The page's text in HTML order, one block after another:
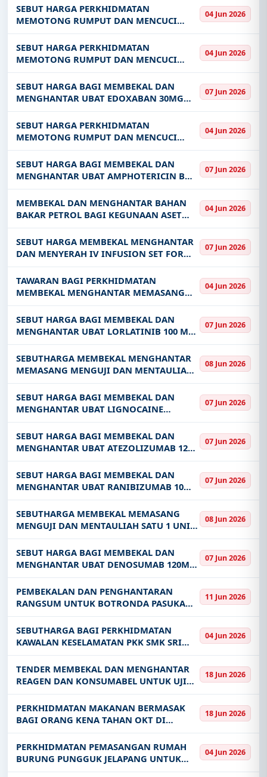
SEBUT HARGA PERKHIDMATAN
MEMOTONG RUMPUT DAN MENCUCI
LONGKANG DI MARKAS STESEN STAF
TEMERLOH KEM BATU 3 TEMERLOH
PAHANG
04 Jun 2026
SEBUT HARGA PERKHIDMATAN
MEMOTONG RUMPUT DAN MENCUCI
LONGKANG DI MARKAS STESEN STAF
KLUANG LAPANG SASAR BATU 3 KEM
MAHKOTA KLUANG JOHOR
04 Jun 2026
SEBUT HARGA BAGI MEMBEKAL DAN
MENGHANTAR UBAT EDOXABAN 30MG
FILM-COATED TABLET KE HOSPITAL PULAU
07 Jun 2026
SEBUT HARGA PERKHIDMATAN
MEMOTONG RUMPUT DAN MENCUCI
LONGKANG DI BATALION KE-23 REJIMEN
ASKAR MELAYU DIRAJA KEM GUA PERMAI
IPOH PERAK
04 Jun 2026
SEBUT HARGA BAGI MEMBEKAL DAN
MENGHANTAR UBAT AMPHOTERICIN B
LIPID COMPLEX 50MG POWDER FOR
INJECTION KE HOSPITAL PULAU PINANG
BAGI TEMPOH SATU 1 TAHUN
07 Jun 2026
MEMBEKAL DAN MENGHANTAR BAHAN
BAKAR PETROL BAGI KEGUNAAN ASET
MARITIM ZON SEMPORNA BAGI TEMPOH
JUN SEHINGGA OGOS 2026
04 Jun 2026
SEBUT HARGA MEMBEKAL MENGHANTAR
DAN MENYERAH IV INFUSION SET FOR
CYTOTOXIC DRUGS WITH 3 NEEDLE FREE
VALVE UV PROTECTED KE HOSPITAL
PULAU PINANG BAGI TEMPOH SATU 1
07 Jun 2026
TAWARAN BAGI PERKHIDMATAN
MEMBEKAL MENGHANTAR MEMASANG
MENGUJI DAN MENTAULIAH SATU 1 UNIT
CONSOLE ULTRASOUND DI KLINIK DESA
PULAU BAIT PEJABAT KESIHATAN DAERAH
04 Jun 2026
SEBUT HARGA BAGI MEMBEKAL DAN
MENGHANTAR UBAT LORLATINIB 100 MG
TABLET KE HOSPITAL PULAU PINANG
BAGI TEMPOH SATU 1 TAHUN
07 Jun 2026
SEBUTHARGA MEMBEKAL MENGHANTAR
MEMASANG MENGUJI DAN MENTAULIAH
TRANSPORT VENTILATOR BAGI
KEGUNAAN WAD KANAK-KANAK DI
HOSPITAL BENTONG
08 Jun 2026
SEBUT HARGA BAGI MEMBEKAL DAN
MENGHANTAR UBAT LIGNOCAINE
LIDOCAINE 10 W W SPRAY KE HOSPITAL
PULAU PINANG BAGI TEMPOH SATU 1
TAHUN
07 Jun 2026
SEBUT HARGA BAGI MEMBEKAL DAN
MENGHANTAR UBAT ATEZOLIZUMAB 1200
MG 20ML CONC FOR INFUSION KE
HOSPITAL PULAU PINANG BAGI TEMPOH
SATU 1 TAHUN
07 Jun 2026
SEBUT HARGA BAGI MEMBEKAL DAN
MENGHANTAR UBAT RANIBIZUMAB 10
MG ML INJ 2 3MG IN 0 23ML VIAL KE
HOSPITAL PULAU PINANG BAGI TEMPOH
SATU 1 TAHUN
07 Jun 2026
SEBUTHARGA MEMBEKAL MEMASANG
MENGUJI DAN MENTAULIAH SATU 1 UNIT
ULTRASOUND UNTUK UNIT KECEMASAN
DAN TRAUMA HOSPITAL BENTONG
08 Jun 2026
SEBUT HARGA BAGI MEMBEKAL DAN
MENGHANTAR UBAT DENOSUMAB 120MG
SOLUTION FOR INJECTION KE HOSPITAL
PULAU PINANG BAGI TEMPOH DUA 2
TAHUN
07 Jun 2026
PEMBEKALAN DAN PENGHANTARAN
RANGSUM UNTUK BOTRONDA PASUKAN
POLIS MARIN WILAYAH LIMA SARAWAK
11 Jun 2026
SEBUTHARGA BAGI PERKHIDMATAN
KAWALAN KESELAMATAN PKK SMK SRI
SIMALAJAU BINTULU DI BAWAH PEJABAT
PENDIDIKAN DAERAH BINTULU BAGI
TEMPOH 14 BULAN MULAI 01 JUN 2026
04 Jun 2026
TENDER MEMBEKAL DAN MENGHANTAR
REAGEN DAN KONSUMABEL UNTUK UJIAN
TOTAL DAN SPESIFIK IGE DENGAN
INSTRUMEN PLACEMENT SECARA
REAGENT RENTAL BAGI TEMPOH 12
18 Jun 2026
PERKHIDMATAN MAKANAN BERMASAK
BAGI ORANG KENA TAHAN OKT DI
LOKAP-LOKAP POLIS DIRAJA MALAYSIA
PDRM KONTINJEN KEDAH DAERAH
LANGKAWI
18 Jun 2026
PERKHIDMATAN PEMASANGAN RUMAH
BURUNG PUNGGUK JELAPANG UNTUK
JELAPANG PADI KERIAN TAHUN 2026
04 Jun 2026